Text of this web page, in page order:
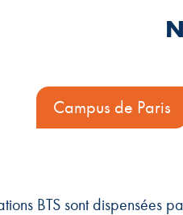
Campus de Paris
BTS sont dispensées